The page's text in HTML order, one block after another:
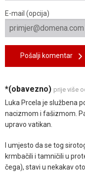
E-mail (opcija)
Pošalji komentar
*(obavezno) prije više
Luka Prcela je službena
nacizmom i fašizmom.
upravo vatikan.
I umjesto da se tog
krmbačili i tamničili u
čega), stavi u nekakav